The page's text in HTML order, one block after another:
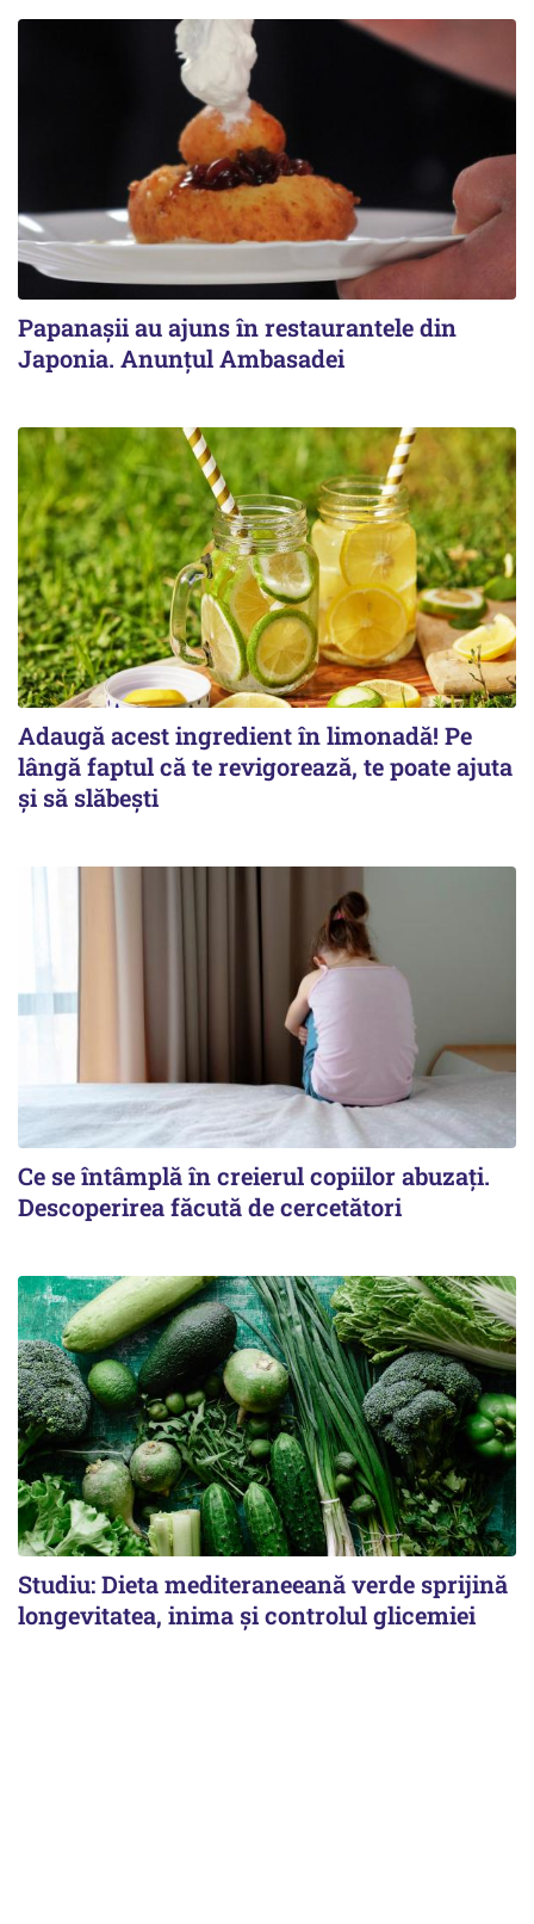
Papanașii au ajuns în restaurantele din
Japonia. Anunțul Ambasadei
Adaugă acest ingredient în limonadă! Pe
lângă faptul că te revigorează, te poate ajuta
și să slăbești
Ce se întâmplă în creierul copiilor abuzați.
Descoperirea făcută de cercetători
Studiu: Dieta mediteraneeană verde sprijină
longevitatea, inima și controlul glicemiei